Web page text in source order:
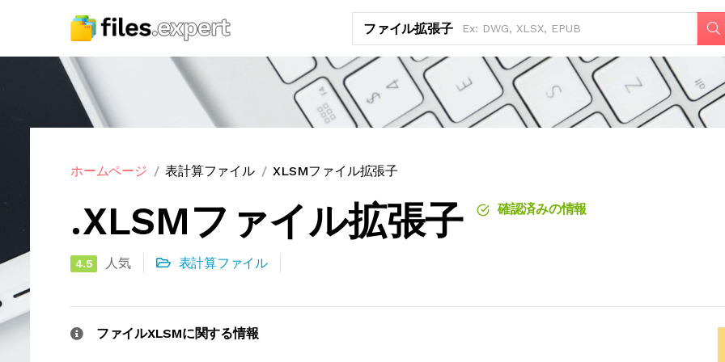
ファイル拡張子
ホームページ 表計算ファイル XLSMファイル拡張子
.XLSMファイル拡張子 確認済みの情報
4.5 人気 表計算ファイル
ファイルXLSMに関する情報